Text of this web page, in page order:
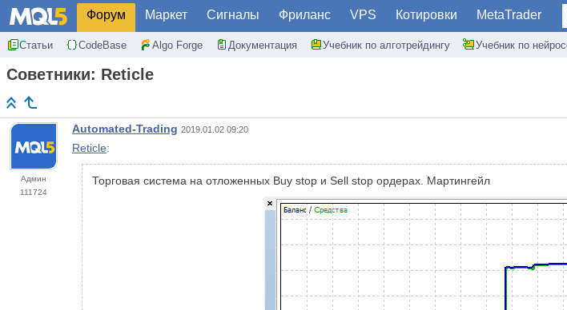
Форум Маркет Сигналы Фриланс VPS Котировки MetaTrader
Статьи CodeBase Algo Forge Документация Учебник по алготрейдингу Учебник по
Советники: Reticle
Админ
111724
Automated-Trading 2019.01.02 09:20
Reticle:
Торговая система на отложенных Buy stop и Sell stop ордерах. Мартингейл